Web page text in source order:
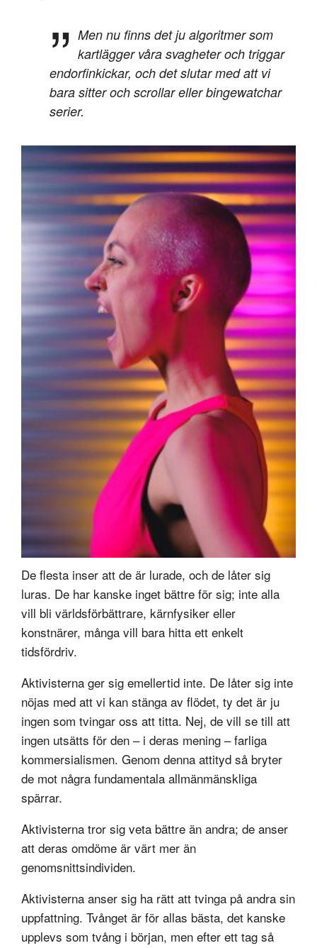
Men nu finns det ju algoritmer som
kartlägger våra svagheter och triggar
endorfinkickar, och det slutar med att vi
bara sitter och scrollar eller bingewatchar
serier.
De flesta inser att de är lurade, och de låter sig
luras. De har kanske inget bättre för sig; inte alla
vill bli världsförbättrare, kärnfysiker eller
konstnärer, många vill bara hitta ett enkelt
tidsfördriv.
Aktivisterna ger sig emellertid inte. De låter sig inte
nöjas med att vi kan stänga av flödet, ty det är ju
ingen som tvingar oss att titta. Nej, de vill se till att
ingen utsätts för den – i deras mening – farliga
kommersialismen. Genom denna attityd så bryter
de mot några fundamentala allmänmänskliga
spärrar.
Aktivisterna tror sig veta bättre än andra; de anser
att deras omdöme är värt mer än
genomsnittsindividen.
Aktivisterna anser sig ha rätt att tvinga på andra sin
uppfattning. Tvånget är för allas bästa, det kanske
upplevs som tvång i början, men efter ett tag så